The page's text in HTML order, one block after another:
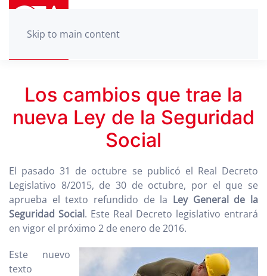
Skip to main content
Los cambios que trae la
nueva Ley de la Seguridad
Social
El pasado 31 de octubre se publicó el Real Decreto
Legislativo 8/2015, de 30 de octubre, por el que se
aprueba el texto refundido de la Ley General de la
Seguridad Social. Este Real Decreto legislativo entrará
en vigor el próximo 2 de enero de 2016.
Este nuevo
texto